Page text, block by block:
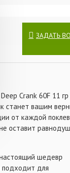
ЗАДАТЬ
Crank 60F 11 гр
станет вашим
от каждой
оставит
шедевр
подходит для